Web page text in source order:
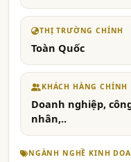
THỊ TRƯỜNG CHÍNH
Toàn Quốc
KHÁCH HÀNG CHÍNH
Doanh nghiệp,
nhân,..
NGÀNH NGHỀ KINH